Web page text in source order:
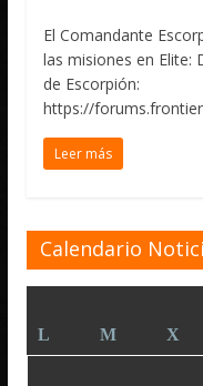
El Comandante
las misiones en Elite:
de Escorpión:
https://
Leer más
Calendario
L
M X